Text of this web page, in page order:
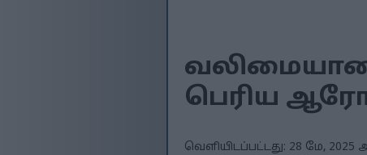
வலிமையான
பெரிய
வெளியிடப்பட்டது: 28 மே, 2025